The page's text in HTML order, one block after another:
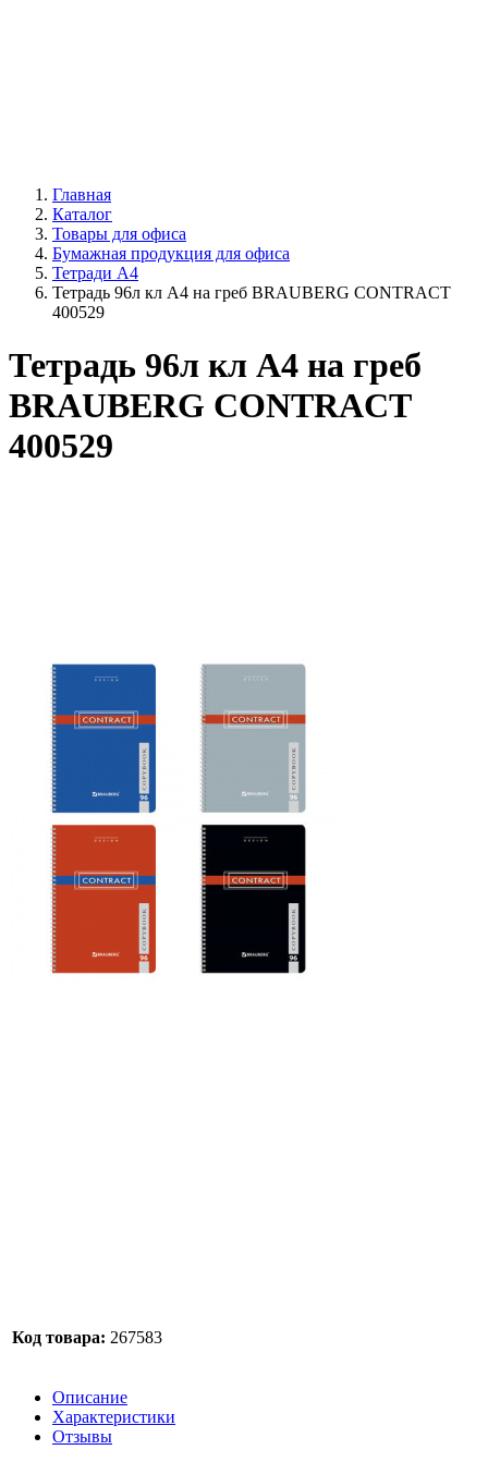
Главная
Каталог
Товары для офиса
Бумажная продукция для офиса
Тетради А4
Тетрадь 96л кл А4 на греб BRAUBERG CONTRACT
400529
Тетрадь 96л кл А4 на греб
BRAUBERG CONTRACT
400529
Код товара: 267583
Описание
Характеристики
Отзывы